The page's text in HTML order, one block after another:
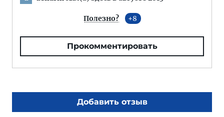
Полезно? 8
Прокомментировать
Добавить отзыв